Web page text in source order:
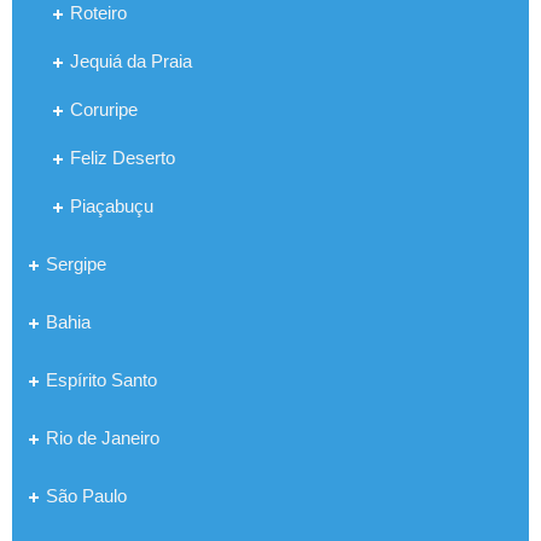
Roteiro
Jequiá da Praia
Coruripe
Feliz Deserto
Piaçabuçu
Sergipe
Bahia
Espírito Santo
Rio de Janeiro
São Paulo